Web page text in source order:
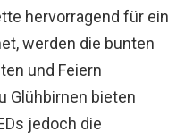
hervorragend für ein
werden die bunten
und Feiern
Glühbirnen bieten
jedoch die